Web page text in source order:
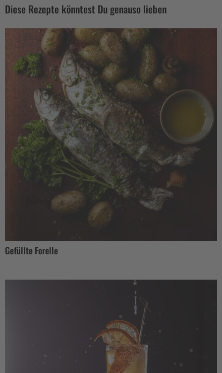
Diese Rezepte könntest Du genauso lieben
Gefüllte Forelle